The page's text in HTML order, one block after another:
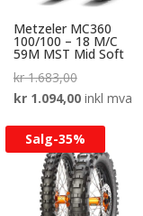
Metzeler MC360
100/100 – 18 M/C
59M MST Mid Soft
kr1.683,00Opprinnelig
pris
kr 1.683,00.
kr1.094,00Nåværende
er:
kr 1.094,00.
inkl mva
Salg-35%